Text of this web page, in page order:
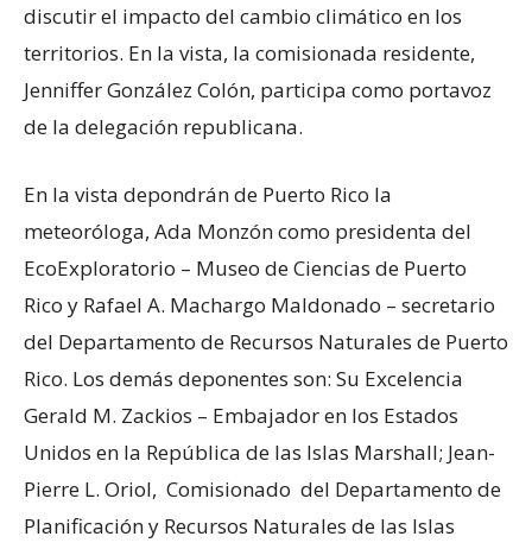
discutir el impacto del cambio climático en los
territorios. En la vista, la comisionada residente,
Jenniffer González Colón, participa como portavoz
de la delegación republicana.
En la vista depondrán de Puerto Rico la
meteoróloga, Ada Monzón como presidenta del
EcoExploratorio – Museo de Ciencias de Puerto
Rico y Rafael A. Machargo Maldonado – secretario
del Departamento de Recursos Naturales de Puerto
Rico. Los demás deponentes son: Su Excelencia
Gerald M. Zackios – Embajador en los Estados
Unidos en la República de las Islas Marshall; Jean-
Pierre L. Oriol, Comisionado del Departamento de
Planificación y Recursos Naturales de las Islas